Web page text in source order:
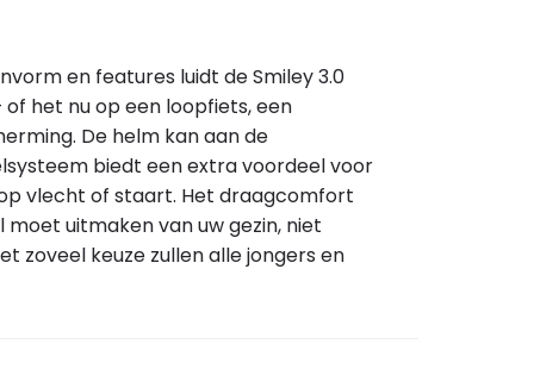
en features luidt de Smiley 3.0
het nu op een loopfiets, een
De helm kan aan de
biedt een extra voordeel voor
vlecht of staart. Het draagcomfort
moet uitmaken van uw gezin, niet
zoveel keuze zullen alle jongers en